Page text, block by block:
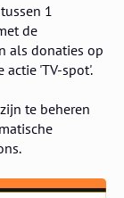
1
de
als donaties op
actie 'TV-spot'.
te beheren